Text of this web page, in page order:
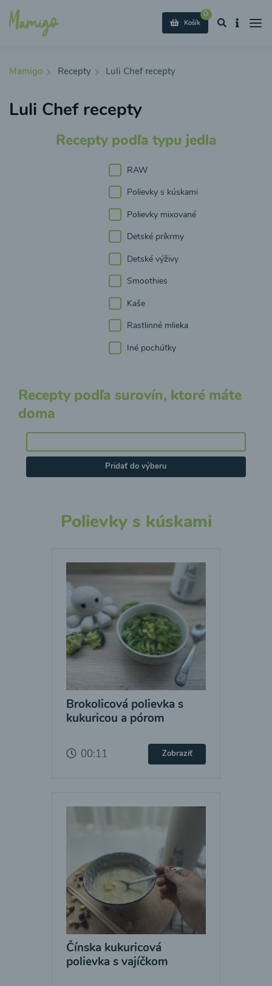
0
Košík
Mamigo Recepty Luli Chef recepty
Luli Chef recepty
Recepty podľa typu jedla
RAW
Polievky s kúskami
Polievky mixované
Detské príkrmy
Detské výživy
Smoothies
Kaše
Rastlinné mlieka
Iné pochúťky
Recepty podľa surovín, ktoré máte
doma
Pridať do výberu
Polievky s kúskami
Brokolicová polievka s
kukuricou a pórom
00:11 Zobraziť
Čínska kukuricová
polievka s vajíčkom